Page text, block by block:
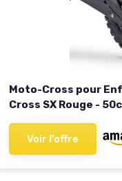
Moto-Cross pour
Cross SX Rouge -
Voir l'offre